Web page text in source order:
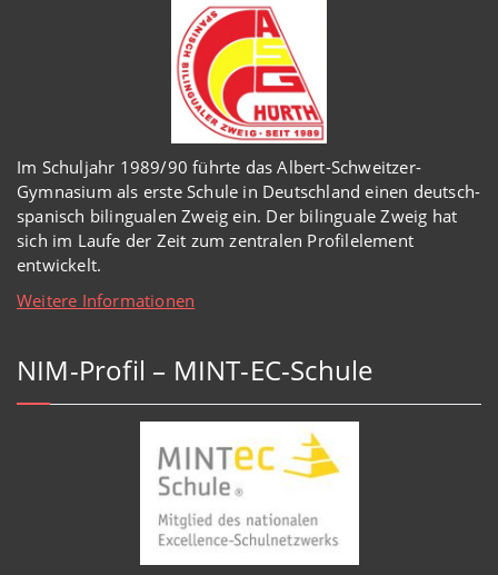
Im Schuljahr 1989/90 führte das Albert-Schweitzer-
Gymnasium als erste Schule in Deutschland einen deutsch-
spanisch bilingualen Zweig ein. Der bilinguale Zweig hat
sich im Laufe der Zeit zum zentralen Profilelement
entwickelt.
Weitere Informationen
NIM-Profil – MINT-EC-Schule